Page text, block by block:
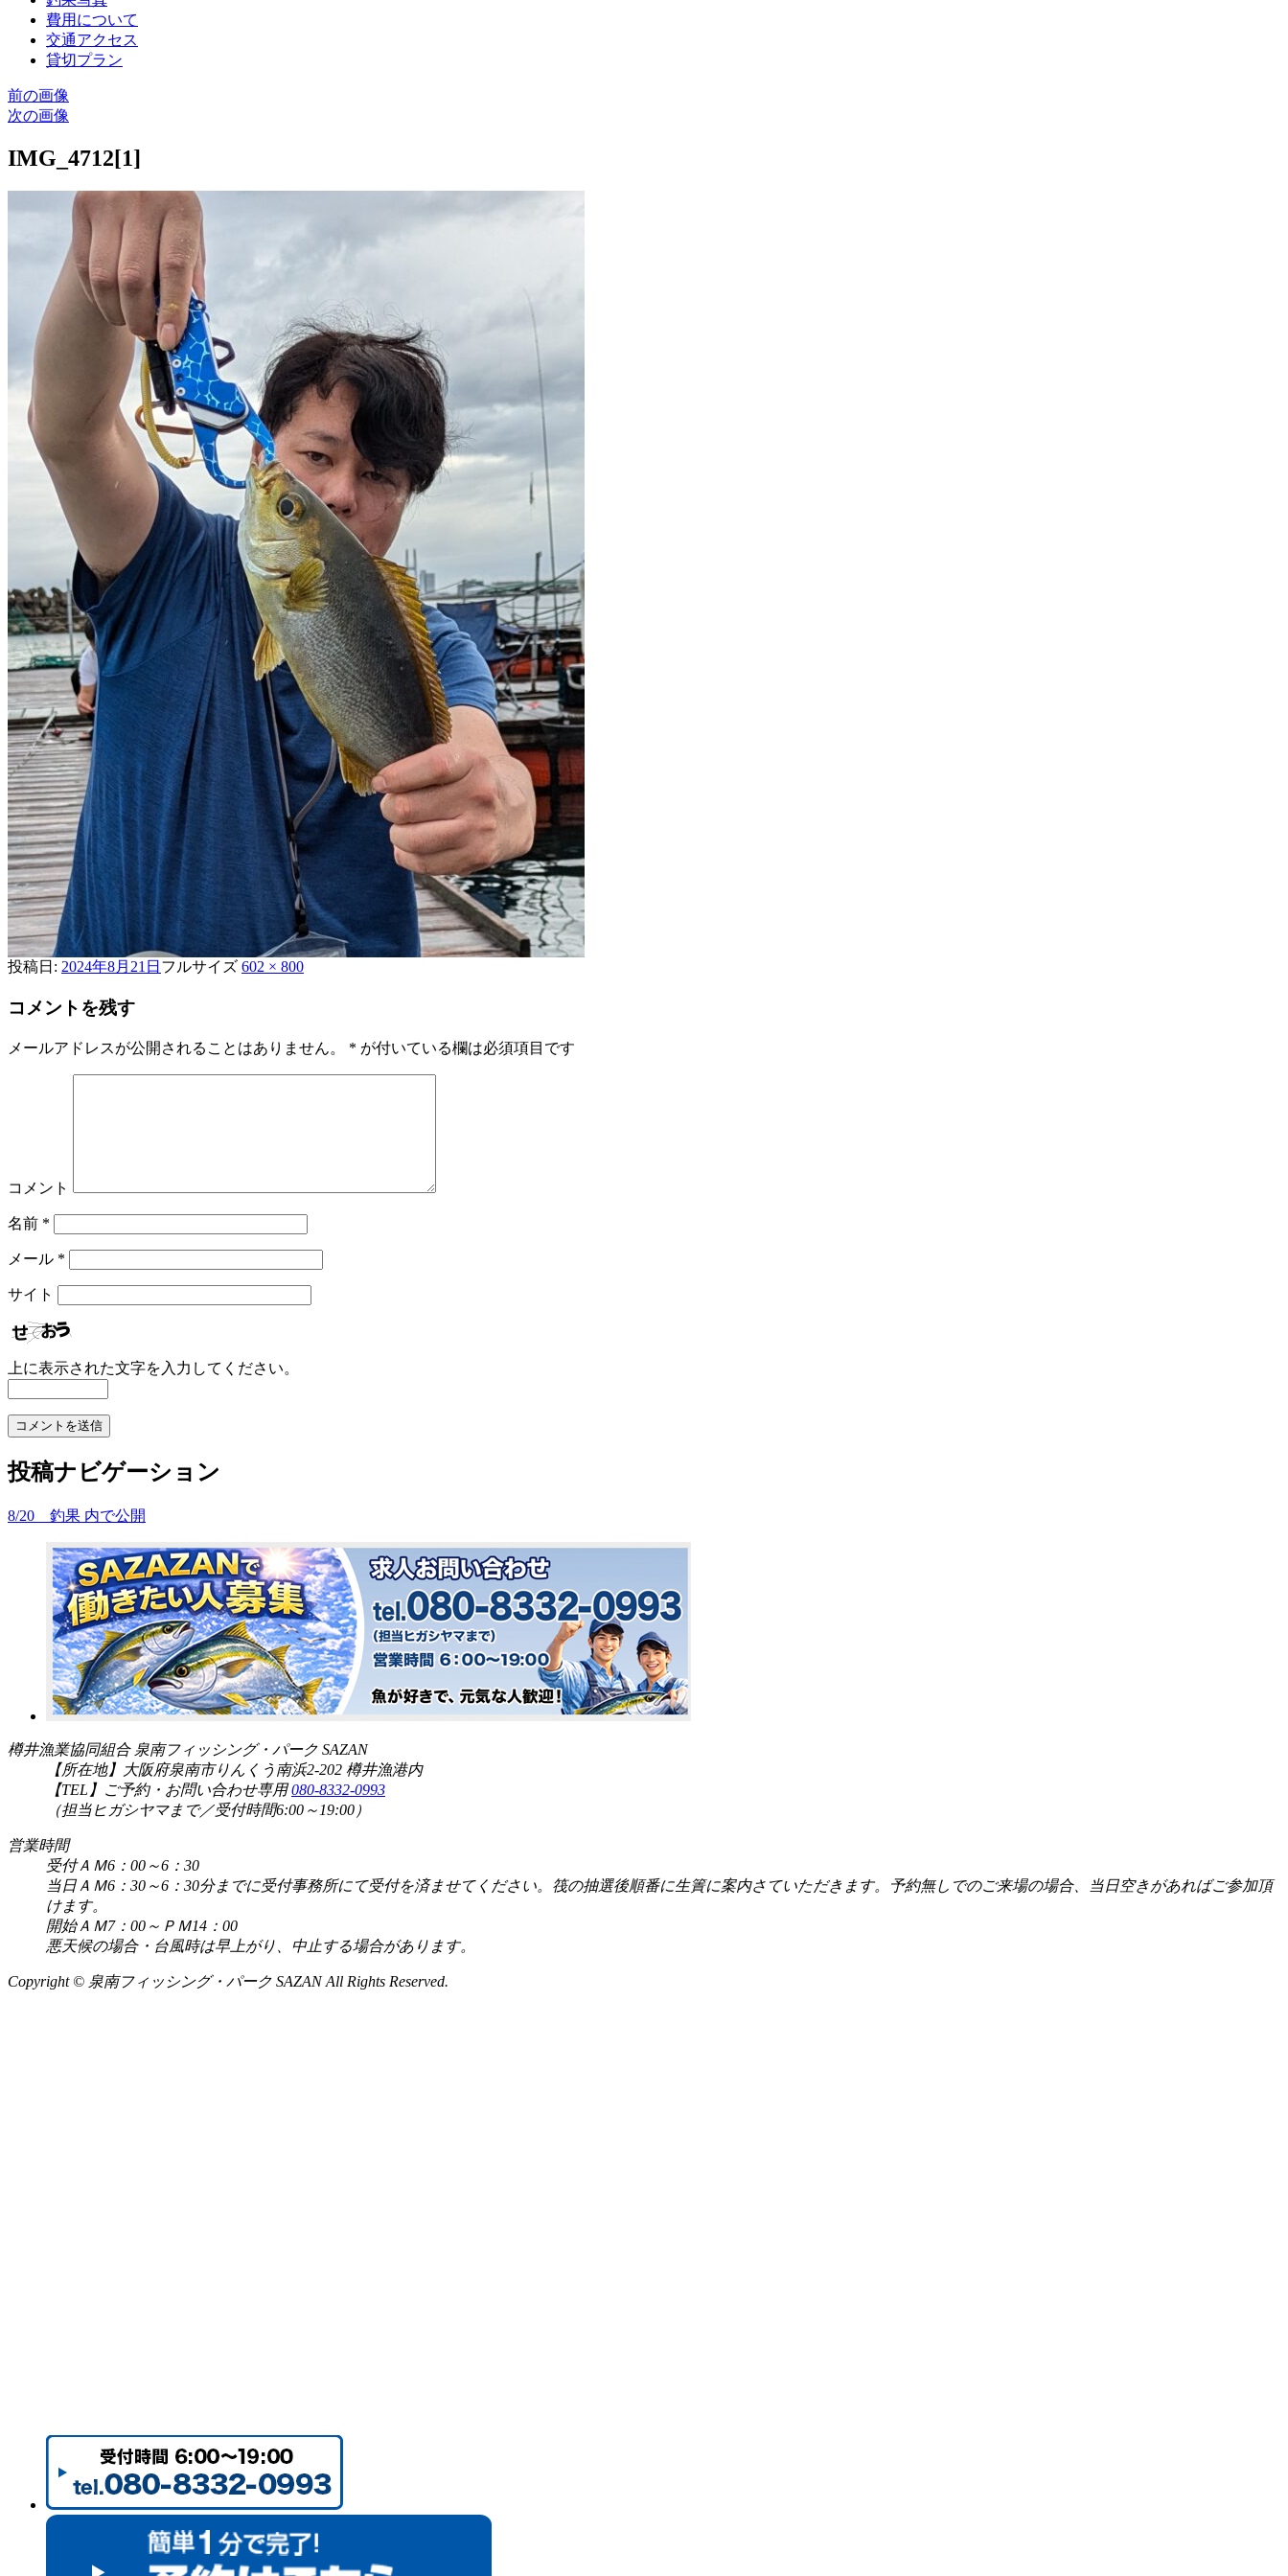
費用について
交通アクセス
貸切プラン
前の画像
次の画像
IMG_4712[1]
投稿日: 2024年8月21日 フルサイズ 602 × 800
コメントを残す
メールアドレスが公開されることはありません。 * が付いている欄は必須項目です
コメント
名前 *
メール *
サイト
上に表示された文字を入力してください。
投稿ナビゲーション
8/20 釣果 内で公開
樽井漁業協同組合 泉南フィッシング・パーク SAZAN
【所在地】大阪府泉南市りんくう南浜2-202 樽井漁港内
【TEL】ご予約・お問い合わせ専用080-8332-0993
（担当ヒガシヤマまで／受付時間6:00～19:00）
営業時間
受付ＡＭ6：00～6：30
当日ＡＭ6：30～6：30分までに受付事務所にて受付を済ませてください。筏の抽選後順番に生簀に案内さていただきます。予約無しでのご来場の場合、当日空きがあればご参加頂
けます。
開始ＡＭ7：00～ＰＭ14：00
悪天候の場合・台風時は早上がり、中止する場合があります。
Copyright © 泉南フィッシング・パーク SAZAN All Rights Reserved.